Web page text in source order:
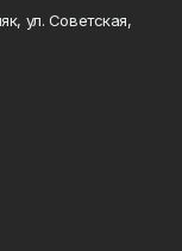
ул. Советская,